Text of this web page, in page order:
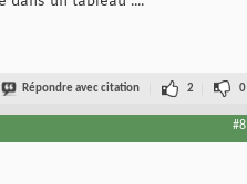
Répondre avec citation 2 0
#8